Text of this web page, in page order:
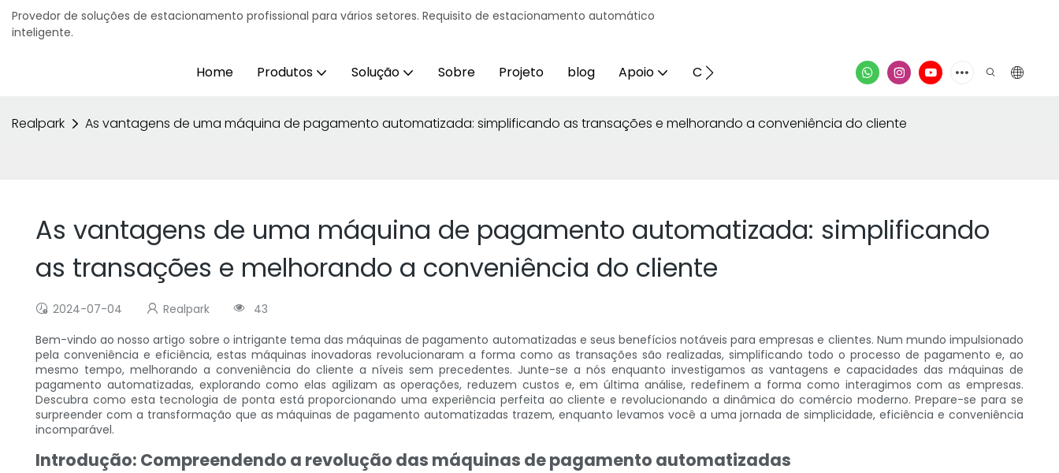
Provedor de soluções de estacionamento profissional para vários setores. Requisito de estacionamento automático
inteligente.
Home Produtos Solução Sobre Projeto blog Apoio Contato
Realpark As vantagens de uma máquina de pagamento automatizada: simplificando as transações e melhorando a conveniência do cliente
As vantagens de uma máquina de pagamento automatizada: simplificando
as transações e melhorando a conveniência do cliente
2024-07-04 Realpark
43
Bem-vindo ao nosso artigo sobre o intrigante tema das máquinas de pagamento automatizadas e seus benefícios notáveis ​​para empresas e clientes. Num mundo impulsionado
pela conveniência e eficiência, estas máquinas inovadoras revolucionaram a forma como as transações são realizadas, simplificando todo o processo de pagamento e, ao
mesmo tempo, melhorando a conveniência do cliente a níveis sem precedentes. Junte-se a nós enquanto investigamos as vantagens e capacidades das máquinas de
pagamento automatizadas, explorando como elas agilizam as operações, reduzem custos e, em última análise, redefinem a forma como interagimos com as empresas.
Descubra como esta tecnologia de ponta está proporcionando uma experiência perfeita ao cliente e revolucionando a dinâmica do comércio moderno. Prepare-se para se
surpreender com a transformação que as máquinas de pagamento automatizadas trazem, enquanto levamos você a uma jornada de simplicidade, eficiência e conveniência
incomparável.
Introdução: Compreendendo a revolução das máquinas de pagamento automatizadas